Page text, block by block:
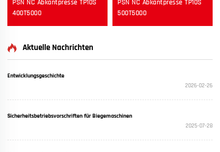
PSN NC Abkantpresse TP10S
400T5000
PSN NC Abkantpresse TP10S
500T5000
Aktuelle Nachrichten
Entwicklungsgeschichte
2026-02-26
Sicherheitsbetriebsvorschriften für Biegemaschinen
2025-07-28